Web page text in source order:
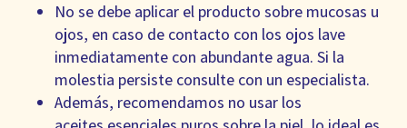
No se debe aplicar el producto sobre mucosas u
ojos, en caso de contacto con los ojos lave
inmediatamente con abundante agua. Si la
molestia persiste consulte con un especialista.
Además, recomendamos no usar los